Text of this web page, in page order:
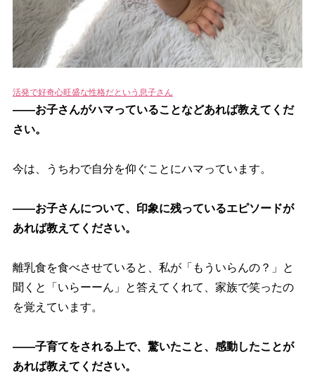
活発で好奇心旺盛な性格だという息子さん
――お子さんがハマっていることなどあれば教えてくだ
さい。
今は、うちわで自分を仰ぐことにハマっています。
――お子さんについて、印象に残っているエピソードが
あれば教えてください。
離乳食を食べさせていると、私が「もういらんの？」と
聞くと「いらーーん」と答えてくれて、家族で笑ったの
を覚えています。
――子育てをされる上で、驚いたこと、感動したことが
あれば教えてください。